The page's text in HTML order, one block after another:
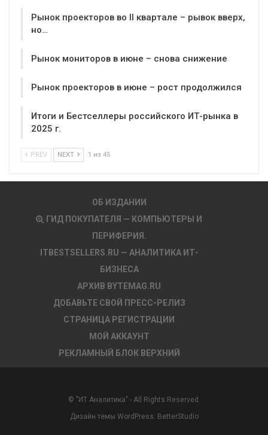
Рынок проекторов во II квартале – рывок вверх,
но…
Рынок мониторов в июне – снова снижение
Рынок проекторов в июне – рост продолжился
Итоги и Бестселлеры российского ИТ-рынка в
2025 г.
PREV NEXT 1 из 45
ОБ ИЗДАНИИ
ГИД ПОКУПАТЕЛЯ — КОМПЬЮТЕРЫ И
ПЕРИФЕРИЯ.
ITBESTSELLERS.RU — АНАЛИТИКА ИТ-
БИЗНЕСА
АРХИВ BYTEMAG.RU
ДОБАВЬТЕ СВОЙ ПРЕСС-РЕЛИЗ
СТРАНИЦА РЕГИСТРАЦИИ
МОЙ АККАУНТ
РЕКЛАМНЫЙ БЛОК ВЕРХНИЙ
© "ИТ Аналитика" - All Rights Reserved.
Дизайн темы WordPress: BetterStudio